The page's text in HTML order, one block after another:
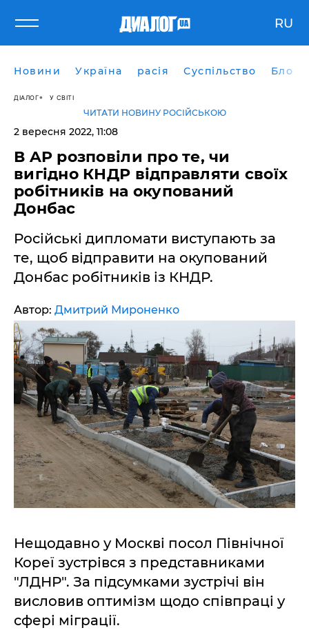
RU
Новини Україна расія Суспільство Блоги
ДІАЛОГ У СВІТІ
ЧИТАТИ НОВИНУ РОСІЙСЬКОЮ
2 вересня 2022, 11:08
В AP розповіли про те, чи
вигідно КНДР відправляти своїх
робітників на окупований
Донбас
Російські дипломати виступають за
те, щоб відправити на окупований
Донбас робітників із КНДР.
Автор: Дмитрий Мироненко
Нещодавно у Москві посол Північної
Кореї зустрівся з представниками
"ЛДНР". За підсумками зустрічі він
висловив оптимізм щодо співпраці у
сфері міграції.